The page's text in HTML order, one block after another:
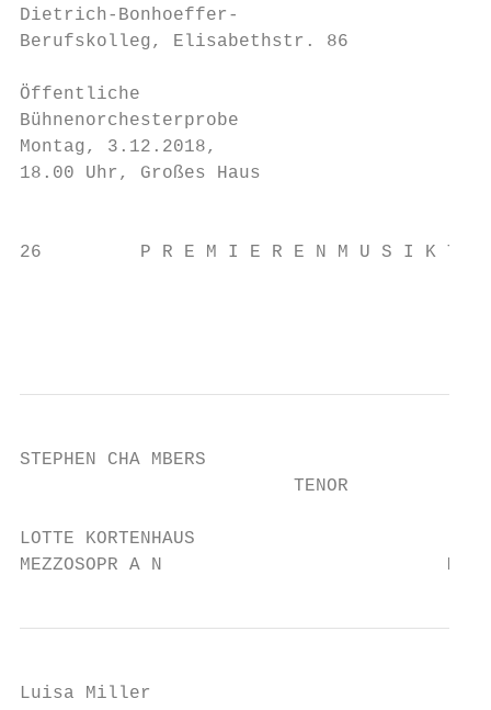
Dietrich-Bonhoeffer-
Berufskolleg, Elisabethstr. 86
Öffentliche
Bühnenorchesterprobe
Montag, 3.12.2018,
18.00 Uhr, Großes Haus
26         P R E M I E R E N M U S I K T H
STEPHEN CHA MBERS
                         TENOR
LOTTE KORTENHAUS
MEZZOSOPR A N                          M U
Luisa Miller